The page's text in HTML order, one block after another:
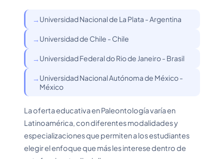
Universidad Nacional de La Plata - Argentina
Universidad de Chile - Chile
Universidad Federal do Rio de Janeiro - Brasil
Universidad Nacional Autónoma de México -
México
La oferta educativa en Paleontología varía en
Latinoamérica, con diferentes modalidades y
especializaciones que permiten a los estudiantes
elegir el enfoque que más les interese dentro de